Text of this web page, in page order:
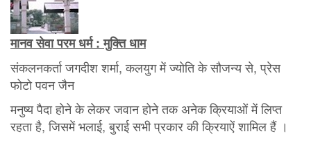
मानव सेवा परम धर्म : मुक्ति धाम
संकलनकर्ता जगदीश शर्मा, कलयुग में ज्योति के सौजन्य से, प्रेस
फोटो पवन जैन
मनुष्य पैदा होने के लेकर जवान होने तक अनेक क्रियाओं में लिप्त
रहता है, जिसमें भलाई, बुराई सभी प्रकार की क्रियाऐं शामिल हैं ।